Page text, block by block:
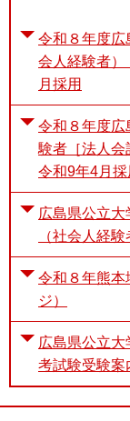
令和８年度
会人経験者
月採用
令和８年度
験者［法人
令和9年4月採
広島県公立
（社会人経
令和８年熊本
ジ）
広島県公立
考試験受験案